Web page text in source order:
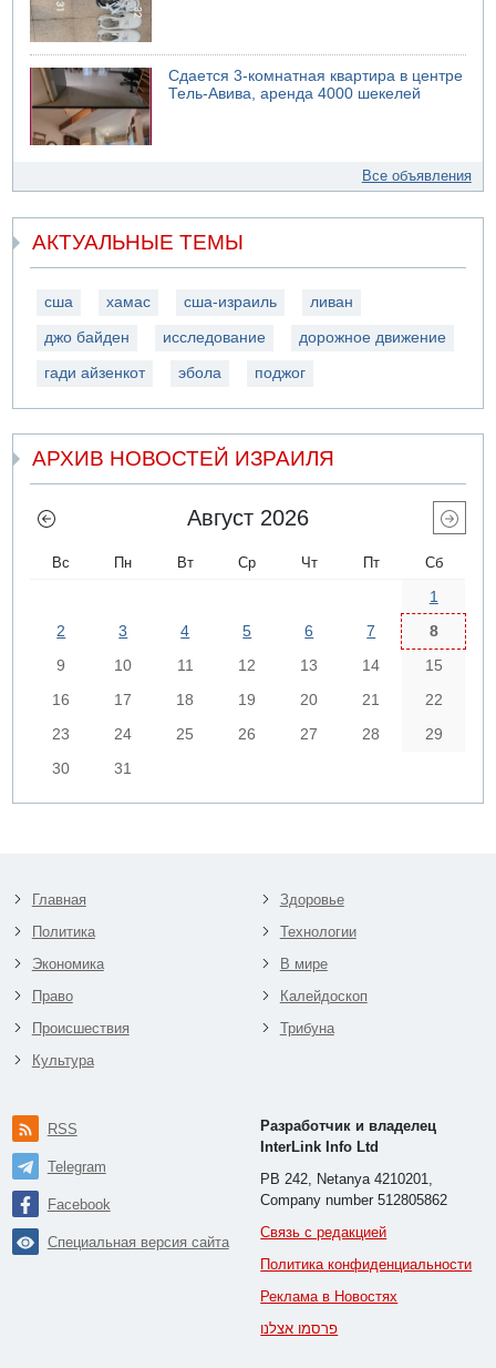
Сдается 3-комнатная квартира в центре
Тель-Авива, аренда 4000 шекелей
Все объявления
АКТУАЛЬНЫЕ ТЕМЫ
сша хамас сша-израиль ливан
джо байден исследование дорожное движение
гади айзенкот эбола поджог
АРХИВ НОВОСТЕЙ ИЗРАИЛЯ
Август 2026
Вс Пн Вт Ср Чт Пт Сб
1
2
3 4 5 6 7
8
9
10 11 12 13 14
15
16
17 18 19 20 21
22
23
24 25 26 27 28
29
30
31
Главная
Политика
Экономика
Право
Происшествия
Культура
Здоровье
Технологии
В мире
Калейдоскоп
Трибуна
RSS
Telegram
Facebook
Специальная версия сайта
Разработчик и владелец
InterLink Info Ltd
PB 242, Netanya 4210201,
Company number 512805862
Связь с редакцией
Политика конфиденциальности
Реклама в Новостях
פרסמו אצלנו